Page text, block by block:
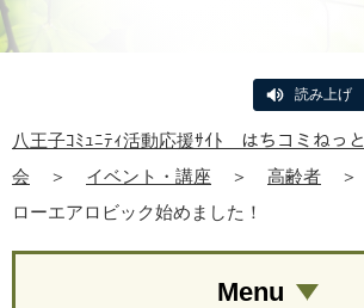
読み上げ
八王子ｺﾐｭﾆﾃｨ活動応援ｻｲﾄ はちコミねっと
会
＞ イベント・講座 ＞ 高齢者 ＞
ローエアロビック始めました！
Menu